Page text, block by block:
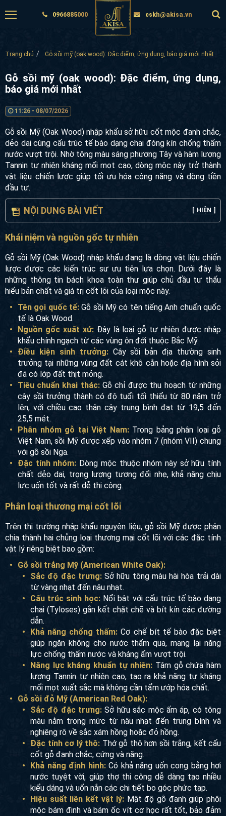
0966885000 cskh@akisa.vn
Trang chủ Gỗ sồi mỹ (oak wood): Đặc điểm, ứng dụng, báo giá mới nhất
Gỗ sồi mỹ (oak wood): Đặc điểm, ứng dụng,
báo giá mới nhất
11:26 - 08/07/2026
Gỗ sồi Mỹ (Oak Wood) nhập khẩu sở hữu cốt mộc đanh chắc,
dẻo dai cùng cấu trúc tế bào dạng chai đóng kín chống thấm
nước vượt trội. Nhờ tông màu sáng phương Tây và hàm lượng
Tannin tự nhiên kháng mối mọt cao, dòng mộc này trở thành
vật liệu chiến lược giúp tối ưu hóa công năng và dòng tiền
đầu tư.
NỘI DUNG BÀI VIẾT [ HIỆN ]
Khái niệm và nguồn gốc tự nhiên
Gỗ sồi Mỹ (Oak Wood) nhập khẩu đang là dòng vật liệu chiến
lược được các kiến trúc sư ưu tiên lựa chọn. Dưới đây là
những thông tin bách khoa toàn thư giúp chủ đầu tư thấu
hiểu bản chất và giá trị cốt lõi của loại mộc này.
Tên gọi quốc tế: Gỗ sồi Mỹ có tên tiếng Anh chuẩn quốc
tế là Oak Wood.
Nguồn gốc xuất xứ:Đây là loại gỗ tự nhiên được nhập
khẩu chính ngạch từ các vùng ôn đới thuộc Bắc Mỹ.
Điều kiện sinh trưởng:Cây sồi bản địa thường sinh
trưởng tại những vùng đất cát khô cằn hoặc địa hình sỏi
đá có lớp đất thịt mỏng.
Tiêu chuẩn khai thác:Gỗ chỉ được thu hoạch từ những
cây sồi trưởng thành có độ tuổi tối thiểu từ 80 năm trở
lên, với chiều cao thân cây trung bình đạt từ 19,5 đến
25,5 mét.
Phân nhóm gỗ tại Việt Nam:Trong bảng phân loại gỗ
Việt Nam, sồi Mỹ được xếp vào nhóm 7 (nhóm VII) chung
với gỗ sồi Nga.
Đặc tính nhóm: Dòng mộc thuộc nhóm này sở hữu tính
chất dẻo dai, trọng lượng tương đối nhẹ, khả năng chịu
lực uốn tốt và rất dễ thi công.
Phân loại thương mại cốt lõi
Trên thị trường nhập khẩu nguyên liệu, gỗ sồi Mỹ được phân
chia thành hai chủng loại thương mại cốt lõi với các đặc tính
vật lý riêng biệt bao gồm:
Gỗ sồi trắng Mỹ (American White Oak):
Sắc độ đặc trưng:Sở hữu tông màu hài hòa trải dài
từ vàng nhạt đến nâu nhạt.
Cấu trúc sinh học: Nổi bật với cấu trúc tế bào dạng
chai (Tyloses) gắn kết chặt chẽ và bít kín các đường
dẫn.
Khả năng chống thấm: Cơ chế bít tế bào đặc biệt
giúp ngăn không cho nước thấm qua, mang lại năng
lực chống thấm nước và kháng ẩm vượt trội.
Năng lực kháng khuẩn tự nhiên: Tâm gỗ chứa hàm
lượng Tannin tự nhiên cao, tạo ra khả năng tự kháng
mối mọt xuất sắc mà không cần tẩm ướp hóa chất.
Gỗ sồi đỏ Mỹ (American Red Oak):
Sắc độ đặc trưng: Sở hữu sắc mộc ấm áp, có tông
màu nằm trong mức từ nâu nhạt đến trung bình và
nghiêng rõ về sắc xám hồng hoặc đỏ hồng.
Đặc tính cơ lý thô: Thớ gỗ thô hơn sồi trắng, kết cấu
cốt gỗ đanh chắc, cứng và nặng.
Khả năng định hình:Có khả năng uốn cong bằng hơi
nước tuyệt vời, giúp thợ thi công dễ dàng tạo nhiều
kiểu dáng và uốn nắn các chi tiết bo góc phức tạp.
Hiệu suất liên kết vật lý: Mật độ gỗ đanh giúp phôi
mộc bám đinh và bám ốc vít cơ học rất tốt, bảo đảm